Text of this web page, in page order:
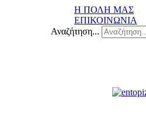
Η ΠΟΛΗ ΜΑΣ
ΕΠΙΚΟΙΝΩΝΙΑ
Αναζήτηση...